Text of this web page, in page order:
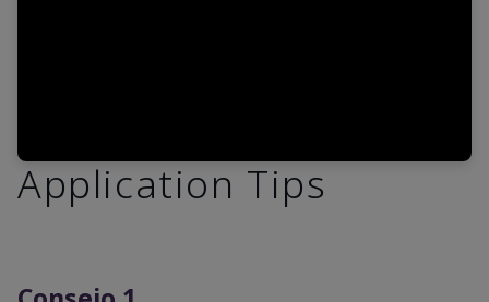
Application Tips